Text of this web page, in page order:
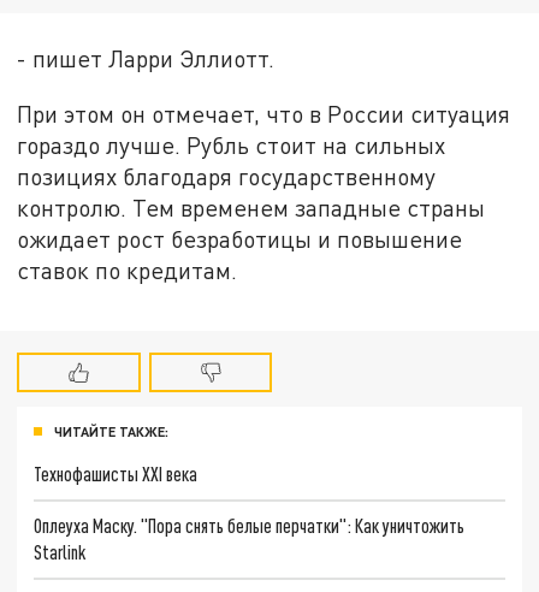
- пишет Ларри Эллиотт.
При этом он отмечает, что в России ситуация
гораздо лучше. Рубль стоит на сильных
позициях благодаря государственному
контролю. Тем временем западные страны
ожидает рост безработицы и повышение
ставок по кредитам.
ЧИТАЙТЕ ТАКЖЕ:
Технофашисты XXI века
Оплеуха Маску. "Пора снять белые перчатки": Как уничтожить
Starlink